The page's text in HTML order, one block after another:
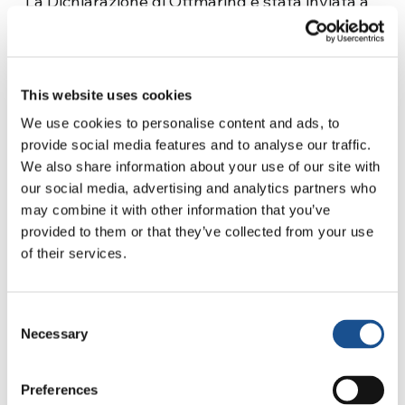
This website uses cookies
We use cookies to personalise content and ads, to
provide social media features and to analyse our traffic.
We also share information about your use of our site with
our social media, advertising and analytics partners who
may combine it with other information that you’ve
provided to them or that they’ve collected from your use
of their services.
Selection
Necessary
Preferences
papa Francesco, al patriarca Bartolomeo I di
Costantinopoli, all’arcivescovo di Canterbury
generale della Federazione Luterana Mondiale,
rispettivamente Munib A. Younan e Martin
Junge, al segretario generale del Consiglio
Ecumenico delle Chiese Olaf Tveit e ad altri
responsabili, come espressione di questo
rinnovato impegno ecumenico.
«Credo che ci voglia una
Presidente del Movimento dei Focolari, in
può essere una persona dei Focolari che, da